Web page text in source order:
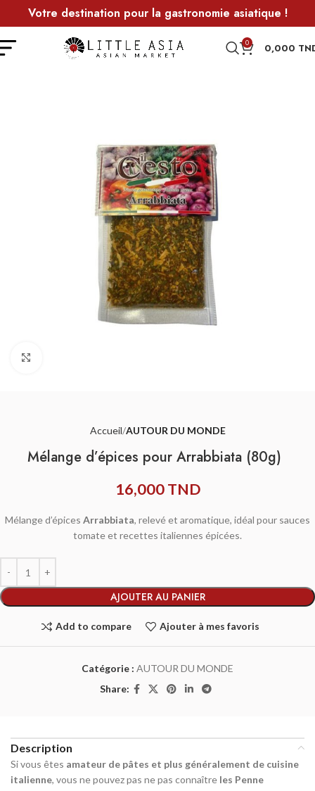
Votre destination pour la gastronomie asiatique !
0 0,000
Accueil AUTOUR DU MONDE
Mélange d’épices pour Arrabbiata (80g)
16,000TND
Mélange d’épices Arrabbiata, relevé et aromatique, idéal pour sauces
tomate et recettes italiennes épicées.
AJOUTER AU PANIER
Add to compare Ajouter à mes favoris
Catégorie : AUTOUR DU MONDE
Share:
Description
Si vous êtes amateur de pâtes et plus généralement de cuisine
italienne, vous ne pouvez pas ne pas connaître les Penne